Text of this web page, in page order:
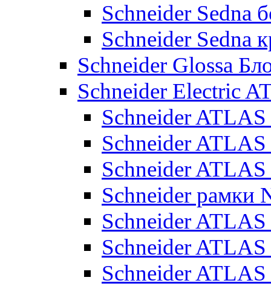
Schneider Sedna
Schneider Sedna
Schneider Glossa
Schneider Electric
Schneider
Schneider
Schneider
Schneider рамки
Schneider
Schneider
Schneider